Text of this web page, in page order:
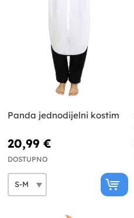
Panda jednodijelni kostim
20,99 €
DOSTUPNO